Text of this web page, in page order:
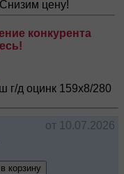
цену!
конкурента
г/д оцинк 159х8/280
от 10.07.2026
корзину